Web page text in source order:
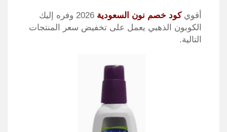
أقويكود خصم نون السعودية
2026 وفره إليك
الكوبون الذهبي يعمل على تخفيض سعر المنتجات
التالية.